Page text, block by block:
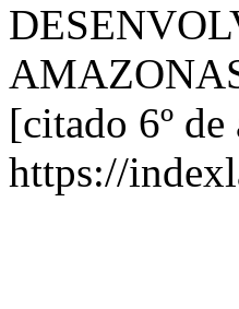
[citado 6º
https://